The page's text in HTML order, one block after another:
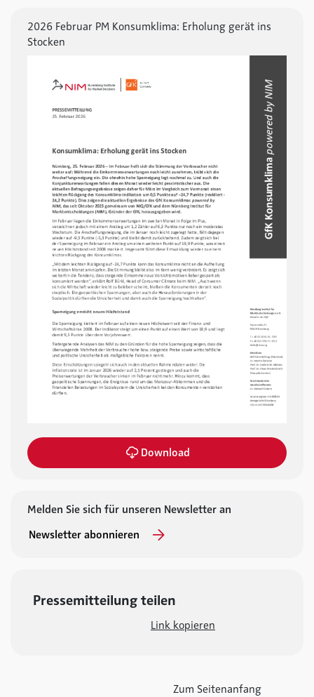
2026 Februar PM Konsumklima: Erholung gerät ins
Stocken
Download
Melden Sie sich für unseren Newsletter an
Newsletter abonnieren
Pressemitteilung teilen
Link kopieren
Zum Seitenanfang